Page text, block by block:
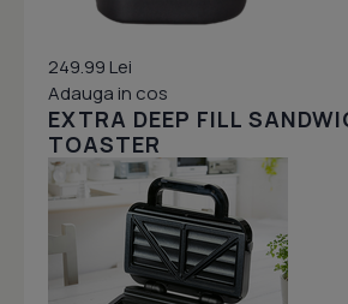
249.99 Lei
Adauga in cos
EXTRA DEEP FILL
TOASTER